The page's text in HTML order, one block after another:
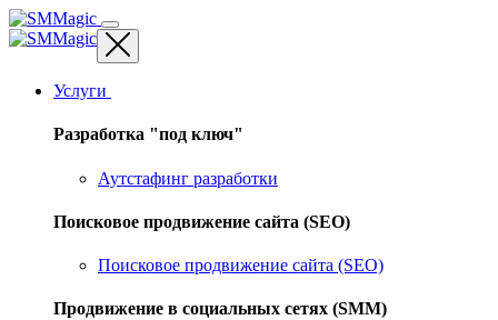
Услуги
Разработка "под ключ"
Аутстафинг разработки
Поисковое продвижение сайта (SEO)
Поисковое продвижение сайта (SEO)
Продвижение в социальных сетях (SMM)